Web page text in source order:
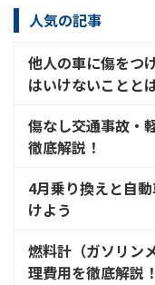
人気の記事
他人の車に傷をつ
はいけないことと
傷なし交通事故・
徹底解説！
4月乗り換えと自
けよう
燃料計（ガソリン
理費用を徹底解説！